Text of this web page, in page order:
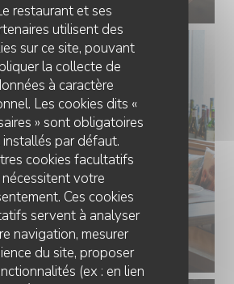
restaurant et ses
utilisent des
sur ce site, pouvant
la collecte de
à caractère
Les cookies dits «
» sont obligatoires
installés par défaut.
cookies facultatifs
nécessitent votre
Ces cookies
servent à analyser
navigation, mesurer
du site, proposer
(ex : en lien